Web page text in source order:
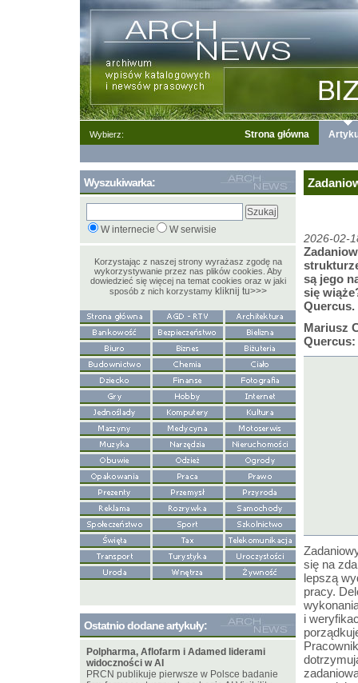
Wybierz: Strona główna
2026-02-
są jego
się
Quercus.
Mariusz
Quercus:
się na
lepszą
pracy.
i
Wyszukiwarka:
W internecie W serwisie
Korzystając z naszej strony wyrażasz zgodę na
wykorzystywanie przez nas plików cookies. Aby
dowiedzieć się więcej na temat cookies oraz w jaki
sposób z nich korzystamy kliknij tu>>>
Ostatnio dodane artykuły:
Polpharma, Aflofarm i Adamed liderami
widoczności w AI
PRCN publikuje pierwsze w Polsce badanie